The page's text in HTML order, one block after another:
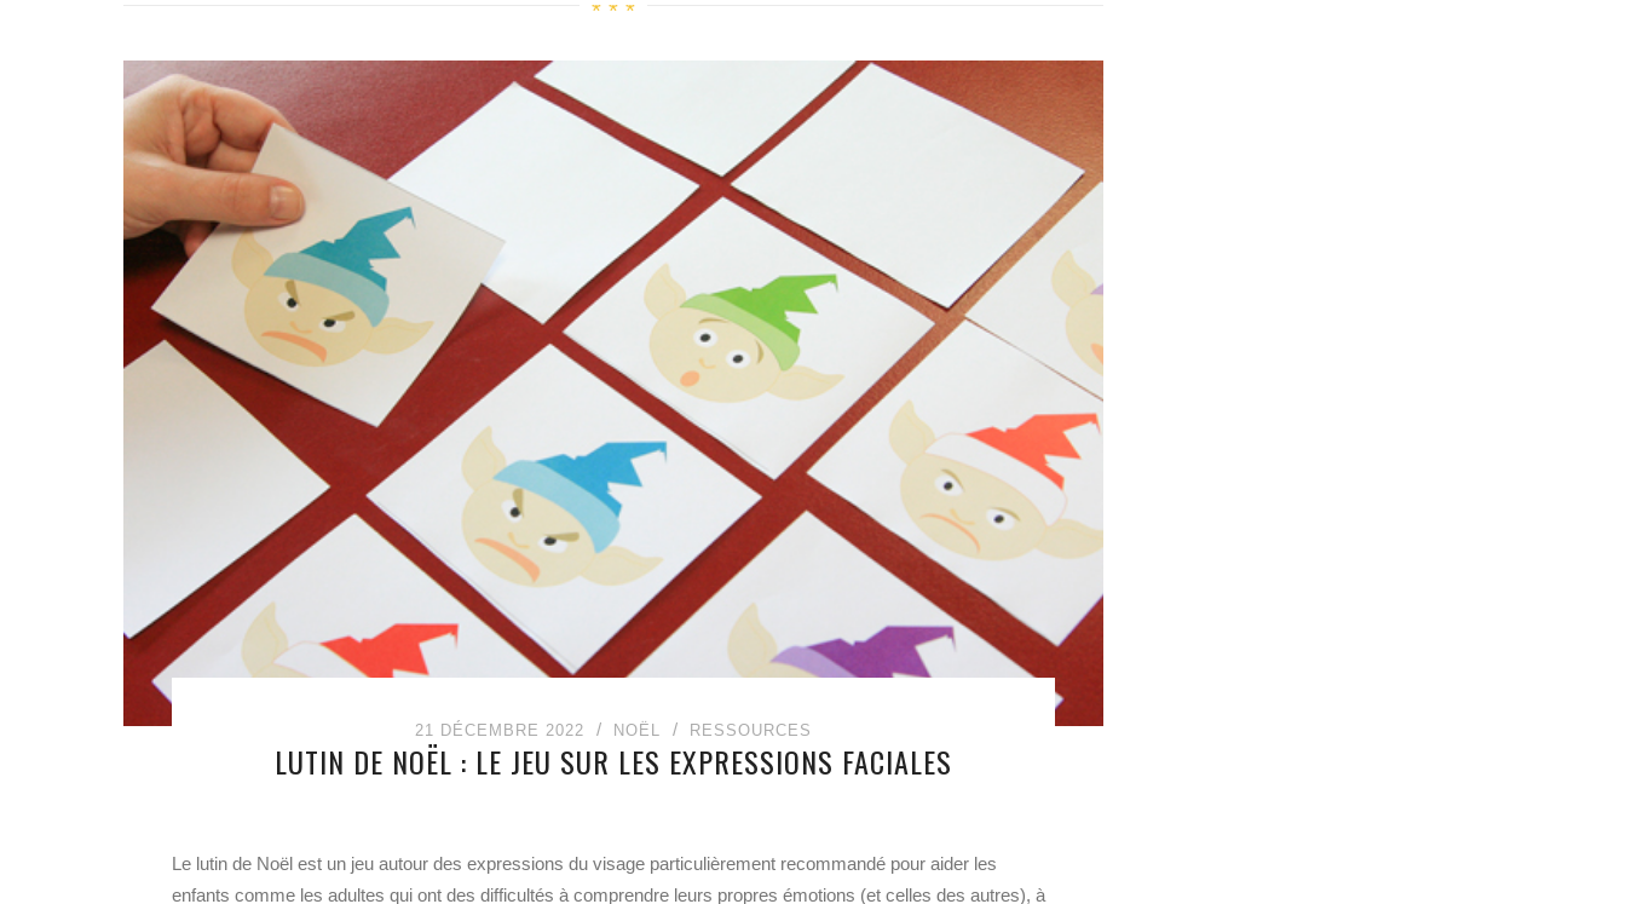
21 DÉCEMBRE 2022 NOËL RESSOURCES
LUTIN DE NOËL : LE JEU SUR LES EXPRESSIONS FACIALES
Le lutin de Noël est un jeu autour des expressions du visage particulièrement recommandé pour aider les
enfants comme les adultes qui ont des difficultés à comprendre leurs propres émotions (et celles des autres), à